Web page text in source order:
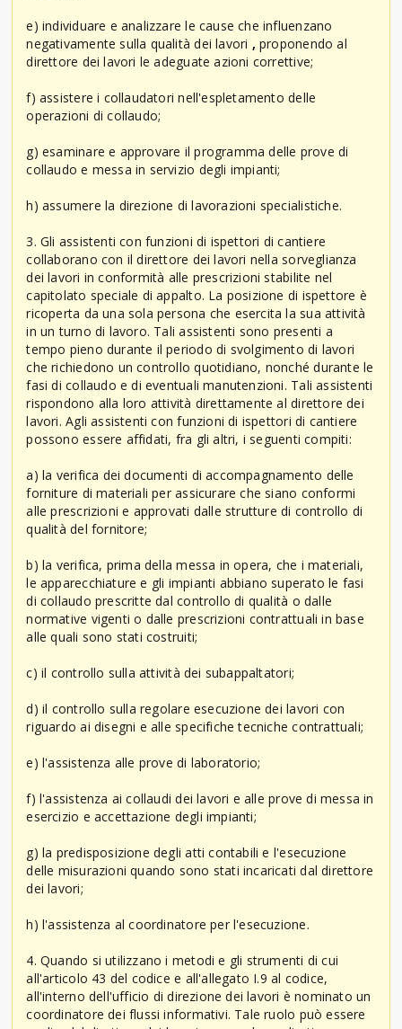
e) individuare e analizzare le cause che influenzano
negativamente sulla qualità dei lavori , proponendo al
direttore dei lavori le adeguate azioni correttive;
f) assistere i collaudatori nell'espletamento delle
operazioni di collaudo;
g) esaminare e approvare il programma delle prove di
collaudo e messa in servizio degli impianti;
h) assumere la direzione di lavorazioni specialistiche.
3. Gli assistenti con funzioni di ispettori di cantiere
collaborano con il direttore dei lavori nella sorveglianza
dei lavori in conformità alle prescrizioni stabilite nel
capitolato speciale di appalto. La posizione di ispettore è
ricoperta da una sola persona che esercita la sua attività
in un turno di lavoro. Tali assistenti sono presenti a
tempo pieno durante il periodo di svolgimento di lavori
che richiedono un controllo quotidiano, nonché durante le
fasi di collaudo e di eventuali manutenzioni. Tali assistenti
rispondono alla loro attività direttamente al direttore dei
lavori. Agli assistenti con funzioni di ispettori di cantiere
possono essere affidati, fra gli altri, i seguenti compiti:
a) la verifica dei documenti di accompagnamento delle
forniture di materiali per assicurare che siano conformi
alle prescrizioni e approvati dalle strutture di controllo di
qualità del fornitore;
b) la verifica, prima della messa in opera, che i materiali,
le apparecchiature e gli impianti abbiano superato le fasi
di collaudo prescritte dal controllo di qualità o dalle
normative vigenti o dalle prescrizioni contrattuali in base
alle quali sono stati costruiti;
c) il controllo sulla attività dei subappaltatori;
d) il controllo sulla regolare esecuzione dei lavori con
riguardo ai disegni e alle specifiche tecniche contrattuali;
e) l'assistenza alle prove di laboratorio;
f) l'assistenza ai collaudi dei lavori e alle prove di messa in
esercizio e accettazione degli impianti;
g) la predisposizione degli atti contabili e l'esecuzione
delle misurazioni quando sono stati incaricati dal direttore
dei lavori;
h) l'assistenza al coordinatore per l'esecuzione.
4. Quando si utilizzano i metodi e gli strumenti di cui
all'articolo 43 del codice e all'allegato I.9 al codice,
all'interno dell'ufficio di direzione dei lavori è nominato un
coordinatore dei flussi informativi. Tale ruolo può essere